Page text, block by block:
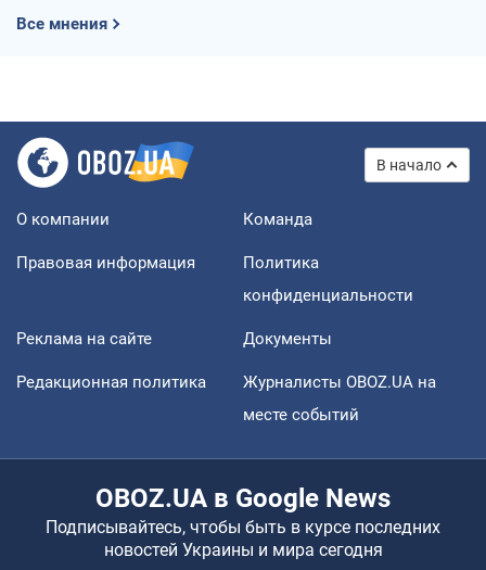
Все мнения
В начало
О компании Команда
Правовая информация
Политика
конфиденциальности
Реклама на сайте Документы
Редакционная политика
Журналисты OBOZ.UA на
месте событий
OBOZ.UA в Google News
Подписывайтесь, чтобы быть в курсе последних
новостей Украины и мира сегодня